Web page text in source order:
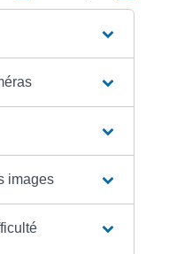
images